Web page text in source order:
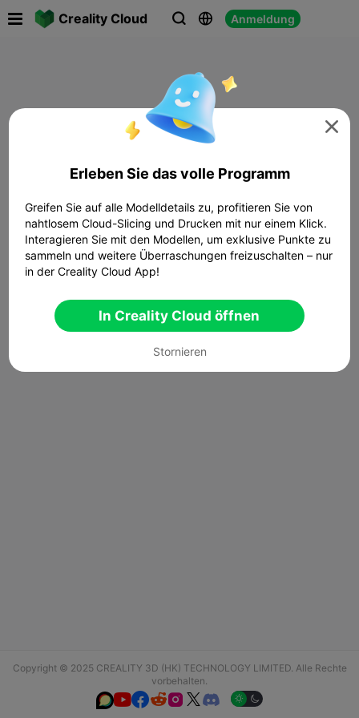
Creality Cloud   Anmeldung
Copyright © 2025 CREALITY 3D (HK) TECHNOLOGY LIMITED. Alle Rechte
vorbehalten.
  

Erleben Sie das volle Programm
Greifen Sie auf alle Modelldetails zu, profitieren Sie von
nahtlosem Cloud-Slicing und Drucken mit nur einem Klick.
Interagieren Sie mit den Modellen, um exklusive Punkte zu
sammeln und weitere Überraschungen freizuschalten – nur
in der Creality Cloud App!
In Creality Cloud öffnen
Stornieren